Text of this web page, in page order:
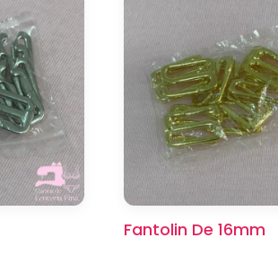
Fantolin De 16mm